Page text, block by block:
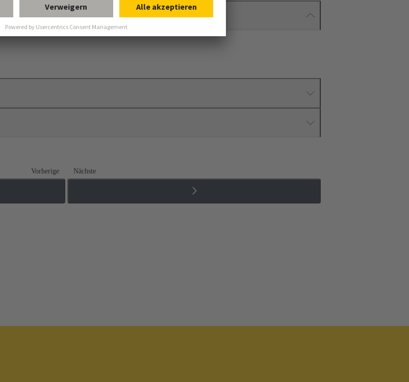
Vorherige Nächste